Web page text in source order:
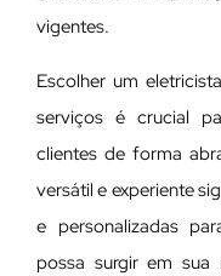
vigentes.
Escolher um
serviços é crucial
clientes de forma
versátil e experiente
e personalizadas
possa surgir em sua